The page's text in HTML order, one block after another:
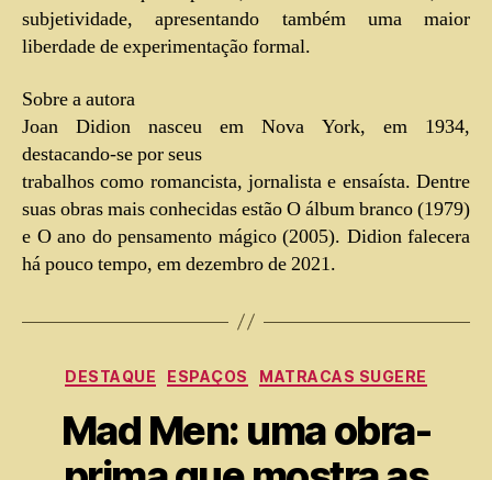
subjetividade, apresentando também uma maior
liberdade de experimentação formal.
Sobre a autora
Joan Didion nasceu em Nova York, em 1934,
destacando-se por seus
trabalhos como romancista, jornalista e ensaísta. Dentre
suas obras mais conhecidas estão O álbum branco (1979)
e O ano do pensamento mágico (2005). Didion falecera
há pouco tempo, em dezembro de 2021.
DESTAQUE ESPAÇOS MATRACAS SUGERE
Mad Men: uma obra-